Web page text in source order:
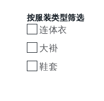
按服装类型筛选
连体衣
大褂
鞋套